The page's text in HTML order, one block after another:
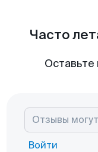
Часто
Войти